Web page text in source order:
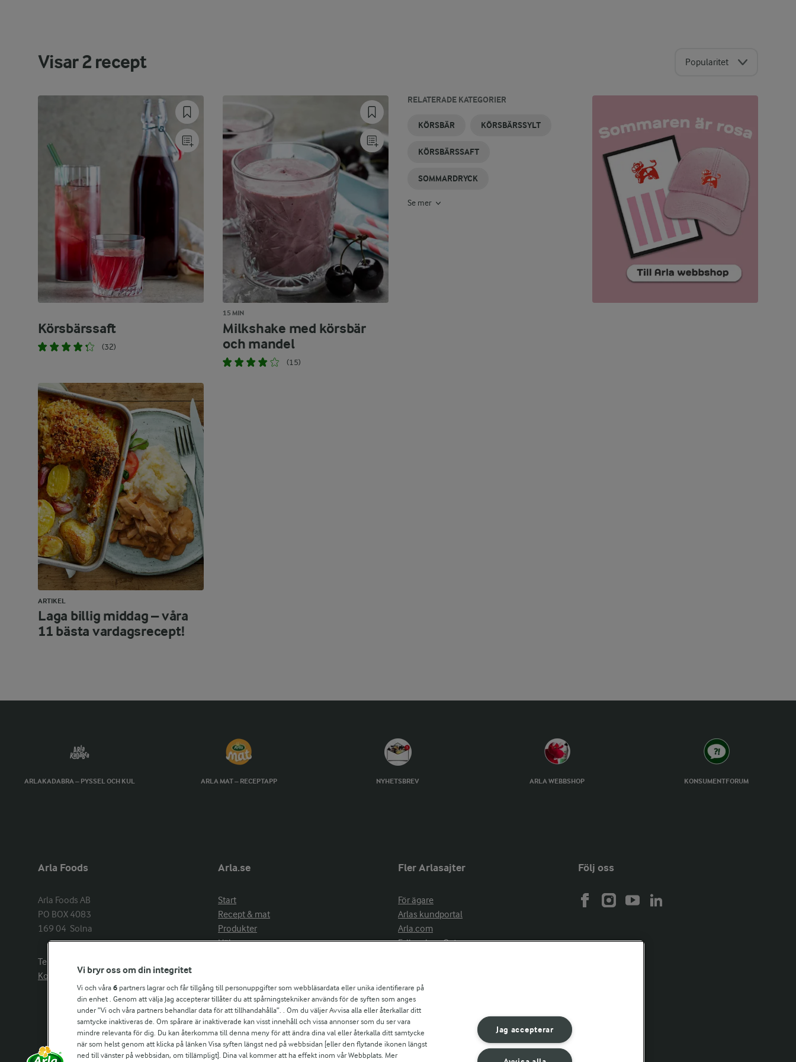
Visar2recept Popularitet
Körsbärssaft
(32)
15 MIN
Milkshake med körsbär
och mandel
(15)
RELATERADE KATEGORIER
KÖRSBÄR KÖRSBÄRSSYLT
KÖRSBÄRSSAFT
SOMMARDRYCK
DRYCK
MJÖLKDRYCKER
KÖRSBÄRSKAKA
KOKOSDRYCK
LÄTTDRYCK
ÄPPELDRYCK
Se mer
ARTIKEL
Laga billig middag – våra
11 bästa vardagsrecept!
ARLAKADABRA – PYSSEL OCH KUL ARLA MAT – RECEPTAPP NYHETSBREV ARLA WEBBSHOP KONSUMENTFORUM
Arla Foods
Arla Foods AB
PO BOX 4083
169 04  Solna
Telefon:
Kontakta oss
Arla.se
Start
Recept & mat
Produkter
Hälsa
Aktuellt
Om Arla
Nyheter & press
Jobb & karriär
Kontakta oss
Fler Arlasajter
För ägare
Arlas kundportal
Arla.com
Falbygdens Ost
Följ oss
Vi bryr oss om din integritet
Vi och våra 6 partners lagrar och får tillgång till personuppgifter som webbläsardata eller unika identifierare på
din enhet . Genom att välja Jag accepterar tillåter du att spårningstekniker används för de syften som anges
under ”Vi och våra partners behandlar data för att tillhandahålla”. . Om du väljer Avvisa alla eller återkallar ditt
samtycke inaktiveras de. Om spårare är inaktiverade kan visst innehåll och vissa annonser som du ser vara
mindre relevanta för dig. Du kan återkomma till denna meny för att ändra dina val eller återkalla ditt samtycke
när som helst genom att klicka på länken Visa syften längst ned på webbsidan [eller den flytande ikonen längst
ned till vänster på webbsidan, om tillämpligt]. Dina val kommer att ha effekt inom vår Webbplats. Mer
Jag accepterar